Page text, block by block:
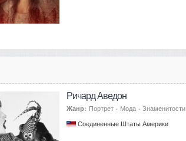
Ричард Аведон
Жанр: Портрет · Мода · Знаменитости
Соединенные Штаты Америки